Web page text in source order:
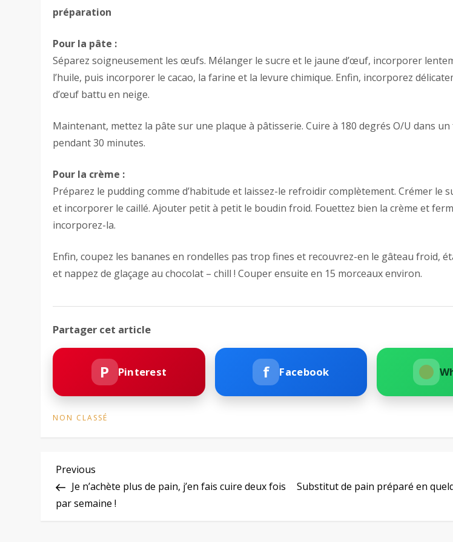
préparation
Pour la pâte :
Séparez soigneusement les œufs. Mélanger le sucre et le jaune d’œuf, incorporer
l’huile, puis incorporer le cacao, la farine et la levure chimique. Enfin, incorporez
d’œuf battu en neige.
Maintenant, mettez la pâte sur une plaque à pâtisserie. Cuire à 180 degrés O/U dans
pendant 30 minutes.
Pour la crème :
Préparez le pudding comme d’habitude et laissez-le refroidir complètement. Crémer le
et incorporer le caillé. Ajouter petit à petit le boudin froid. Fouettez bien la crème et
incorporez-la.
Enfin, coupez les bananes en rondelles pas trop fines et recouvrez-en le gâteau froid,
et nappez de glaçage au chocolat – chill ! Couper ensuite en 15 morceaux environ.
Partager cet article
P Pinterest f Facebook
NON CLASSÉ
N
a
Previous
Post
Previous
Je n’achète plus de pain, j’en fais cuire deux fois
par semaine !
Substitut de pain préparé en